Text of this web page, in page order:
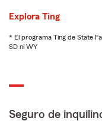
Explora Ting
* El programa Ting de State
SD ni WY
Seguro de